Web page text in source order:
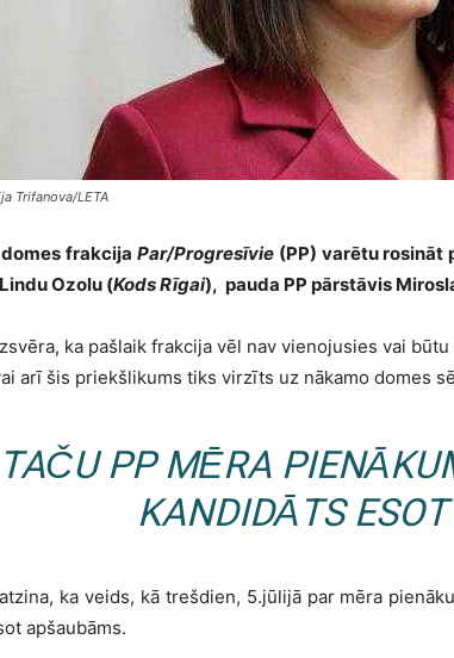
Trifanova/LETA
frakcija Par/Progresīvie(PP) varētu rosināt
Ozolu (Kods Rīgai), pauda PP pārstāvis
ka pašlaik frakcija vēl nav vienojusies vai
arī šis priekšlikums tiks virzīts uz nākamo domes
TAČU PP MĒRA
KANDIDĀTS
ka veids, kā trešdien, 5.jūlijā par mēra
apšaubāms.